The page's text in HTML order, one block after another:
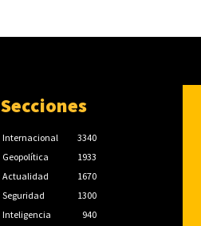
Secciones
Internacional
3340
Geopolítica
1933
Actualidad
1670
Seguridad
1300
Inteligencia
940